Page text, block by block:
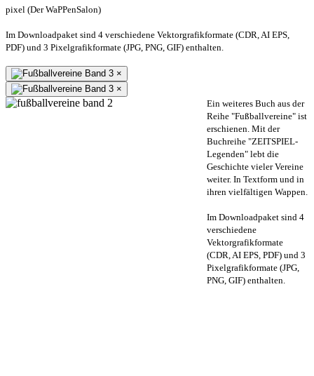
pixel (Der WaPPenSalon)
Im Downloadpaket sind 4 verschiedene Vektorgrafikformate (CDR, AI EPS,
PDF) und 3 Pixelgrafikformate (JPG, PNG, GIF) enthalten.
×
×
Ein weiteres Buch aus der
Reihe "Fußballvereine" ist
erschienen. Mit der
Buchreihe "ZEITSPIEL-
Legenden" lebt die
Geschichte vieler Vereine
weiter. In Textform und in
ihren vielfältigen Wappen.
Im Downloadpaket sind 4
verschiedene
Vektorgrafikformate
(CDR, AI EPS, PDF) und 3
Pixelgrafikformate (JPG,
PNG, GIF) enthalten.